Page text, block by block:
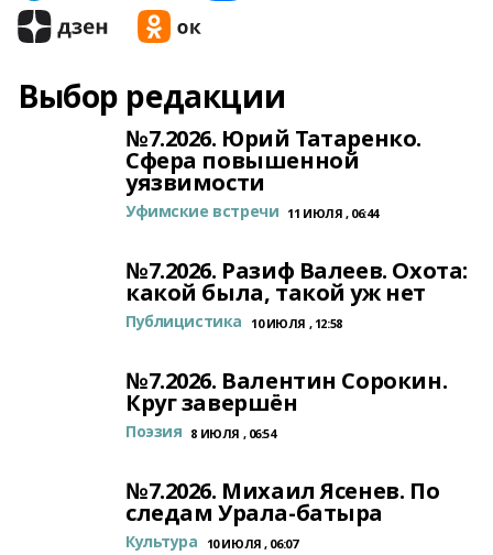
Выбор редакции
№7.2026. Юрий Татаренко.
Сфера повышенной
уязвимости
Уфимские встречи 11 ИЮЛЯ , 06:44
№7.2026. Разиф Валеев. Охота:
какой была, такой уж нет
Публицистика 10 ИЮЛЯ , 12:58
№7.2026. Валентин Сорокин.
Круг завершён
Поэзия 8 ИЮЛЯ , 06:54
№7.2026. Михаил Ясенев. По
следам Урала-батыра
Культура 10 ИЮЛЯ , 06:07